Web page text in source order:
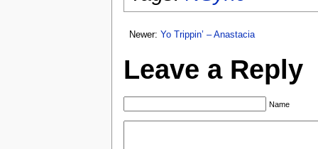
Newer: Yo Trippin’ – Anastacia
Leave a Reply
Name